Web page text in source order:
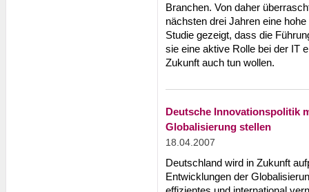
Branchen. Von daher
nächsten drei Jahren eine
Studie gezeigt, dass die
sie eine aktive Rolle bei der IT
Zukunft auch tun wollen.
Deutsche Innovationspolitik
Globalisierung stellen
18.04.2007
Deutschland wird in Zukunft
Entwicklungen der